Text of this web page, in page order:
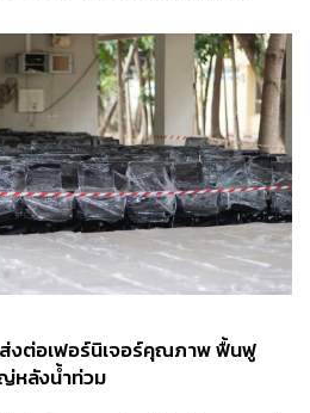
งต่อเฟอร์นิเจอร์คุณภาพ ฟื้นฟู
หลังน้ำท่วม